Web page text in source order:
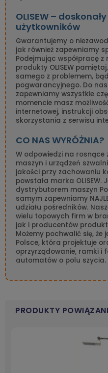
OLISEW –
użytkowników
Gwarantujemy o
jak również zapewniamy
Podejmując współpracę
produkty OLISEW
samego z problemem,
pogwarancyjnego. Do
zapewniamy wszystkie
momencie masz
internetowej, instrukcji
skorzystania z serwisu
CO NAS WYRÓŻNIA?
W odpowiedzi na
maszyn i urządzeń
jakości przy zachowaniu
powstała marka OLISEW.
dystrybutorem maszyn
samym zapewniamy
udziału pośredników.
wielu topowych firm w
jak i producentów
Możemy pochwalić się,
Polsce, która projektuje
oprzyrządowanie, ramki i
automatów o polu szycia.
PRODUKTY